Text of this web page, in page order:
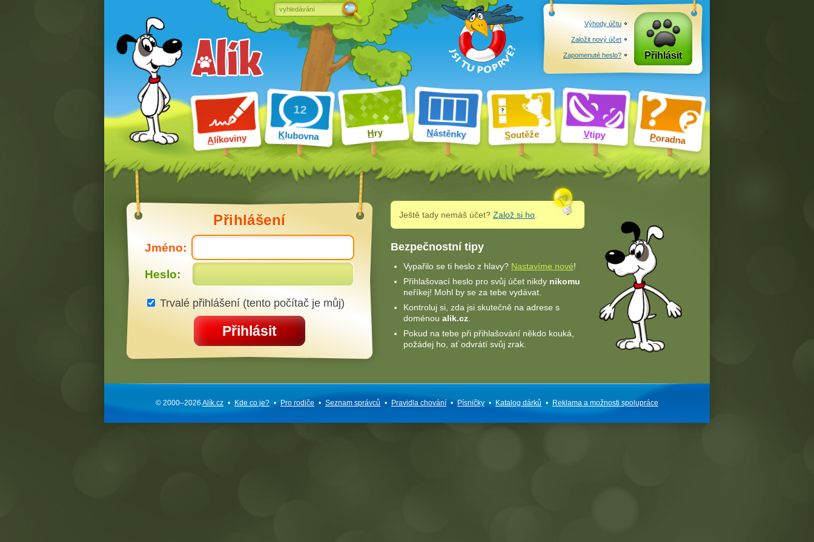
Alíkoviny Klubovna Hry Nástěnky Soutěže Vtipy Poradna
Výhody účtu
Založit nový účet
Zapomenuté heslo? Přihlásit
Přihlášení
Jméno:
Heslo:
Trvalé přihlášení (tento počítač je můj)
Přihlásit
Ještě tady nemáš účet? Založ si ho.
Bezpečnostní tipy
Vypařilo se ti heslo z hlavy? Nastavíme nové!
Přihlašovací heslo pro svůj účet nikdy nikomu
neříkej! Mohl by se za tebe vydávat.
Kontroluj si, zda jsi skutečně na adrese s
doménou alik.cz.
Pokud na tebe při přihlašování někdo kouká,
požádej ho, ať odvrátí svůj zrak.
© 2000–2026Alík.cz • Kde co je? • Pro rodiče • Seznam správců • Pravidla chování • Písničky • Katalog dárků • Reklama a možnosti spolupráce